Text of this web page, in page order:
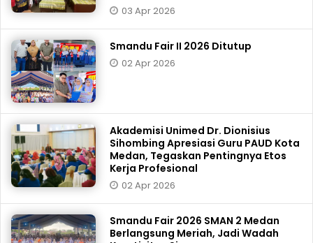
03 Apr 2026
Smandu Fair II 2026 Ditutup
02 Apr 2026
Akademisi Unimed Dr. Dionisius
Sihombing Apresiasi Guru PAUD Kota
Medan, Tegaskan Pentingnya Etos
Kerja Profesional
02 Apr 2026
Smandu Fair 2026 SMAN 2 Medan
Berlangsung Meriah, Jadi Wadah